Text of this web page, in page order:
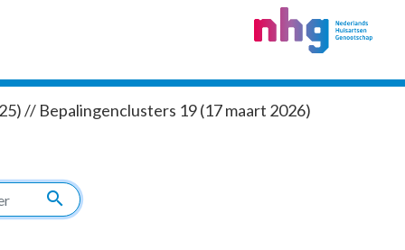
// Bepalingenclusters 19 (17 maart 2026)
search